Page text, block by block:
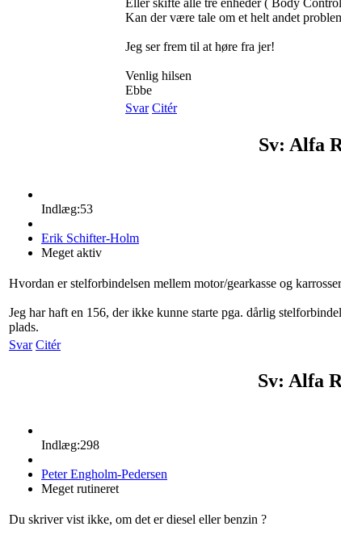
Kan der være tale om et helt andet
Jeg ser frem til at høre fra jer!
Venlig hilsen
Ebbe
Svar Citér
Sv: Alfa
Indlæg:53
Erik Schifter-Holm
Meget aktiv
Hvordan er stelforbindelsen mellem motor/gearkasse og
Jeg har haft en 156, der ikke kunne starte pga. dårlig
plads.
Svar Citér
Sv: Alfa
Indlæg:298
Peter Engholm-Pedersen
Meget rutineret
Du skriver vist ikke, om det er diesel eller benzin ?